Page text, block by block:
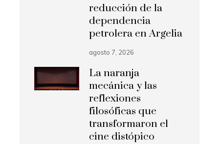
reducción de la
dependencia
petrolera en Argelia
agosto 7, 2026
La naranja
mecánica y las
reflexiones
filosóficas que
transformaron el
cine distópico